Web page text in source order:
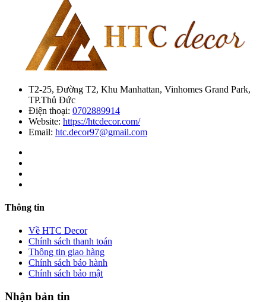
T2-25, Đường T2, Khu Manhattan, Vinhomes Grand Park,
TP.Thủ Đức
Điện thoại: 0702889914
Website: https://htcdecor.com/
Email: htc.decor97@gmail.com
Thông tin
Về HTC Decor
Chính sách thanh toán
Thông tin giao hàng
Chính sách bảo hành
Chính sách bảo mật
Nhận bản tin